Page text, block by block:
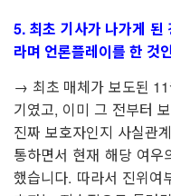
5. 최초 기사가 나가게 된
라며 언론플레이를 한 것
→ 최초 매체가 보도된 11
기였고, 이미 그 전부터
진짜 보호자인지 사실관
통하면서 현재 해당 여
했습니다. 따라서 진위여